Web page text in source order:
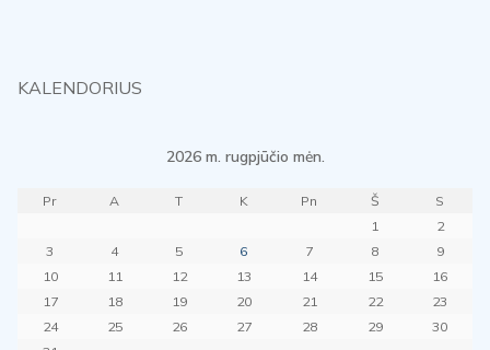
KALENDORIUS
2026 m. rugpjūčio mėn.
Pr A T K Pn Š
S
1
2
3
4 5 6 7 8
9
10
11 12 13 14 15
16
17
18 19 20 21 22
23
24
25 26 27 28 29
30